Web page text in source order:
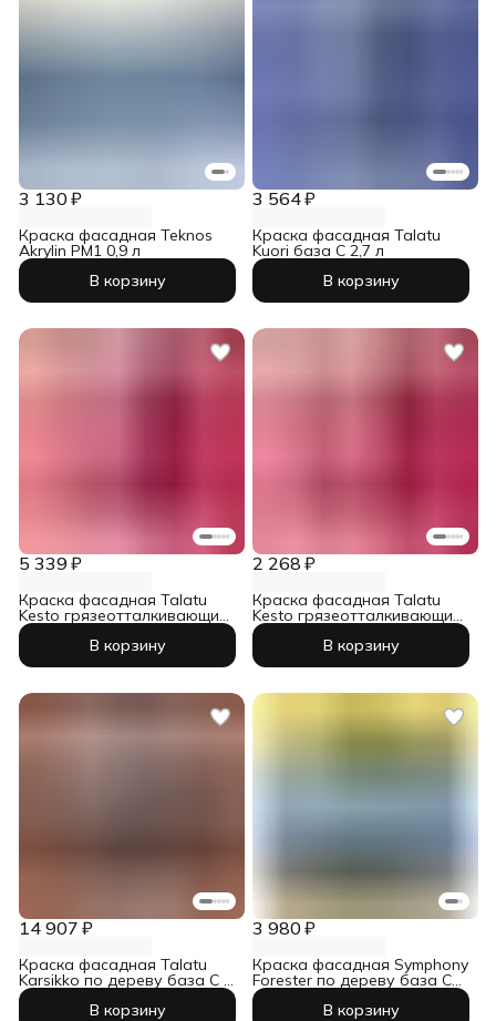
3 130 ₽
Краска фасадная Teknos
Akrylin PM1 0,9 л
В корзину
3 564 ₽
Краска фасадная Talatu
Kuori база С 2,7 л
В корзину
5 339 ₽
Краска фасадная Talatu
Kesto грязеотталкивающий
база С 2,7 л
В корзину
2 268 ₽
Краска фасадная Talatu
Kesto грязеотталкивающий
база А 0,9 л
В корзину
14 907 ₽
Краска фасадная Talatu
Karsikko по дереву база С 9
л
В корзину
3 980 ₽
Краска фасадная Symphony
Forester по дереву база С
2,7 л
В корзину